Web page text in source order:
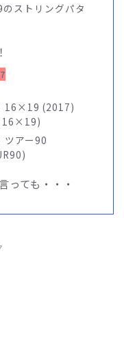
ストリングパタ
16×19 (2017)
16×19)
ツアー90
っても・・・